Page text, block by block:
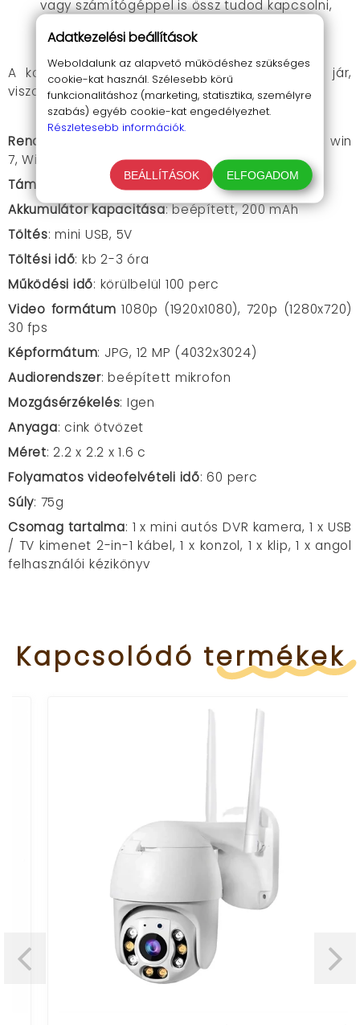
vagy számítógéppel is össz tudod kapcsolni,
mivel a csomag tartalmaz egy mindkettőre
alkalmas univerzális kábelt.
A kamerához rögzítő konzol és USB kábel is jár,
viszont SD kártya nincs a csomagban.
Rendszerkövetelmények
: mac os x 10.3.6 felett, win
7, Windows 2000 / xp / vista
Támogatott SD kártya: TF 32 GB (nem tartozék)
Akkumulátor kapacitása: beépített, 200 mAh
Töltés: mini USB, 5V
Töltési idő: kb 2-3 óra
Működési idő: körülbelül 100 perc
Video formátum 1080p (1920x1080), 720p (1280x720)
30 fps
Képformátum: JPG, 12 MP (4032x3024)
Audiorendszer: beépített mikrofon
Mozgásérzékelés: Igen
Anyaga: cink ötvözet
Méret: 2.2 x 2.2 x 1.6 c
Folyamatos videofelvételi idő: 60 perc
Súly: 75g
Csomag tartalma: 1 x mini autós DVR kamera, 1 x USB
/ TV kimenet 2-in-1 kábel, 1 x konzol, 1 x klip, 1 x angol
felhasználói kézikönyv
Kapcsolódó termékek
Adatkezelési beállítások
Weboldalunk az alapvető működéshez szükséges
cookie-kat használ. Szélesebb körű
funkcionalitáshoz (marketing, statisztika, személyre
szabás) egyéb cookie-kat engedélyezhet.
Részletesebb információk.
BEÁLLÍTÁSOK ELFOGADOM